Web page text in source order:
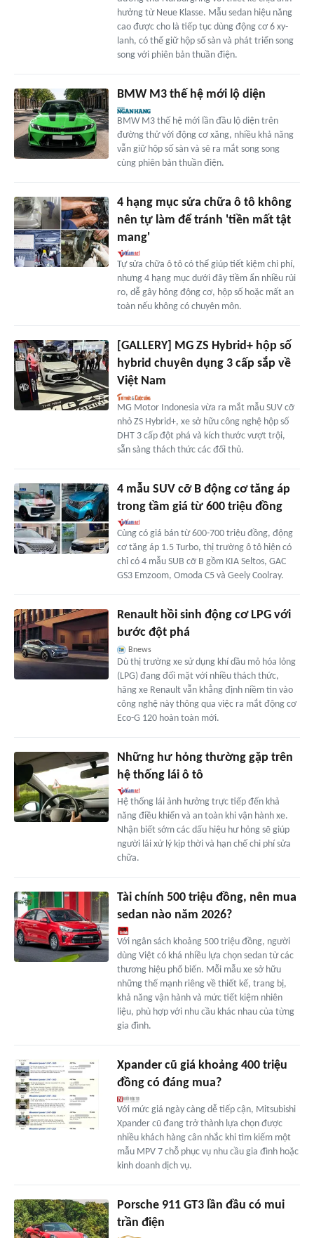
hưởng từ Neue Klasse. Mẫu sedan hiệu năng
cao được cho là tiếp tục dùng động cơ 6 xy-
lanh, có thể giữ hộp số sàn và phát triển song
song với phiên bản thuần điện.
BMW M3 thế hệ mới lộ diện
BMW M3 thế hệ mới lần đầu lộ diện trên
đường thử với động cơ xăng, nhiều khả năng
vẫn giữ hộp số sàn và sẽ ra mắt song song
cùng phiên bản thuần điện.
4 hạng mục sửa chữa ô tô không
nên tự làm để tránh 'tiền mất tật
mang'
Tự sửa chữa ô tô có thể giúp tiết kiệm chi phí,
nhưng 4 hạng mục dưới đây tiềm ẩn nhiều rủi
ro, dễ gây hỏng động cơ, hộp số hoặc mất an
toàn nếu không có chuyên môn.
[GALLERY] MG ZS Hybrid+ hộp số
hybrid chuyên dụng 3 cấp sắp về
Việt Nam
MG Motor Indonesia vừa ra mắt mẫu SUV cỡ
nhỏ ZS Hybrid+, xe sở hữu công nghệ hộp số
DHT 3 cấp đột phá và kích thước vượt trội,
sẵn sàng thách thức các đối thủ.
4 mẫu SUV cỡ B động cơ tăng áp
trong tầm giá từ 600 triệu đồng
Cùng có giá bán từ 600-700 triệu đồng, động
cơ tăng áp 1.5 Turbo, thị trường ô tô hiện có
chỉ có 4 mẫu SUB cỡ B gồm KIA Seltos, GAC
GS3 Emzoom, Omoda C5 và Geely Coolray.
Renault hồi sinh động cơ LPG với
bước đột phá
Bnews
Dù thị trường xe sử dụng khí dầu mỏ hóa lỏng
(LPG) đang đối mặt với nhiều thách thức,
hãng xe Renault vẫn khẳng định niềm tin vào
công nghệ này thông qua việc ra mắt động cơ
Eco-G 120 hoàn toàn mới.
Những hư hỏng thường gặp trên
hệ thống lái ô tô
Hệ thống lái ảnh hưởng trực tiếp đến khả
năng điều khiển và an toàn khi vận hành xe.
Nhận biết sớm các dấu hiệu hư hỏng sẽ giúp
người lái xử lý kịp thời và hạn chế chi phí sửa
chữa.
Tài chính 500 triệu đồng, nên mua
sedan nào năm 2026?
Với ngân sách khoảng 500 triệu đồng, người
dùng Việt có khá nhiều lựa chọn sedan từ các
thương hiệu phổ biến. Mỗi mẫu xe sở hữu
những thế mạnh riêng về thiết kế, trang bị,
khả năng vận hành và mức tiết kiệm nhiên
liệu, phù hợp với nhu cầu khác nhau của từng
gia đình.
Xpander cũ giá khoảng 400 triệu
đồng có đáng mua?
Với mức giá ngày càng dễ tiếp cận, Mitsubishi
Xpander cũ đang trở thành lựa chọn được
nhiều khách hàng cân nhắc khi tìm kiếm một
mẫu MPV 7 chỗ phục vụ nhu cầu gia đình hoặc
kinh doanh dịch vụ.
Porsche 911 GT3 lần đầu có mui
trần điện